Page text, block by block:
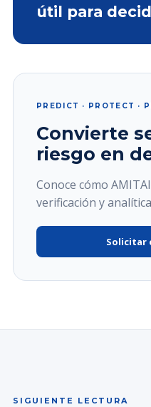
útil para
PREDICT · PROTECT ·
Convierte
riesgo en
Conoce cómo
verificación y
Solicitar
SIGUIENTE LECTURA